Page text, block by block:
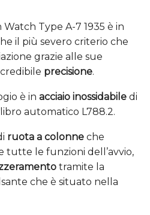
Type A-7 1935 è in
il più severo criterio che
grazie alle sue
precisione.
è in acciaio inossidabile di
automatico L788.2.
ruota a colonne che
le funzioni dell’avvio,
tramite la
che è situato nella